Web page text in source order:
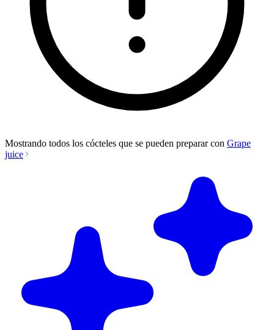
Mostrando todos los cócteles que se pueden preparar con Grape
juice